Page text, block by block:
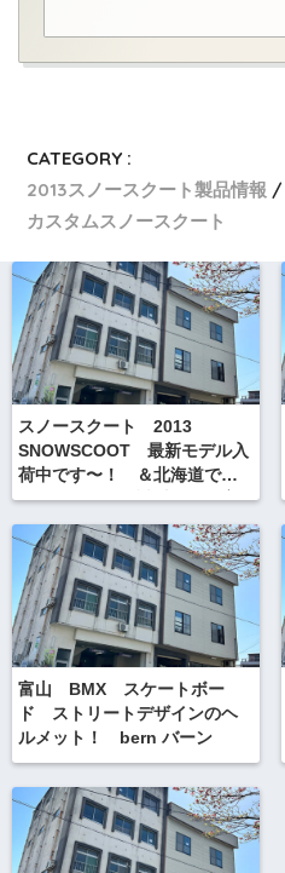
CATEGORY :
2013スノースクート製品情報
カスタムスノースクート
スノースクート 2013
SNOWSCOOT 最新モデル入
荷中です〜！ ＆北海道での
スノースクート試乗会のご案
内
富山 BMX スケートボー
ド ストリートデザインのヘ
ルメット！ bern バーン